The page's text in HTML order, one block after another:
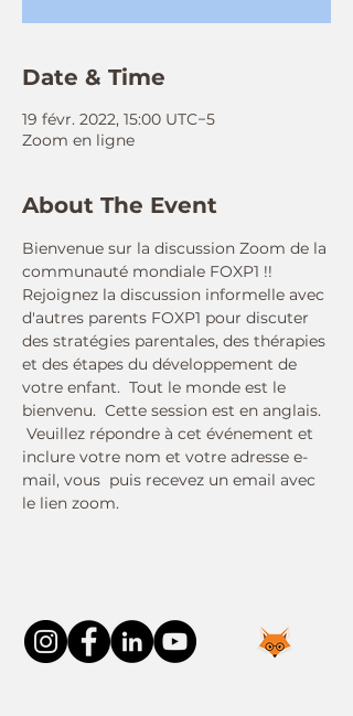
Date & Time
19 févr. 2022, 15:00 UTC−5
Zoom en ligne
About The Event
Bienvenue sur la discussion Zoom de la
communauté mondiale FOXP1 !!
Rejoignez la discussion informelle avec
d'autres parents FOXP1 pour discuter
des stratégies parentales, des thérapies
et des étapes du développement de
votre enfant.  Tout le monde est le
bienvenu.  Cette session est en anglais.
inclure votre nom et votre adresse e-
mail, vous  puis recevez un email avec
le lien zoom.